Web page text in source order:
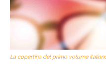
La copertina del primo volume